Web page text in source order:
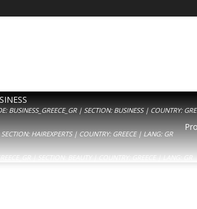
BUSINESS_GREECE_GR | SECTION: BUSINESS | COUNTRY:
HAIREXPERTS | COUNTRY: GREECE | LANG: GR
| SECTION: BEAUTY | COUNTRY: GREECE | LANG: GR